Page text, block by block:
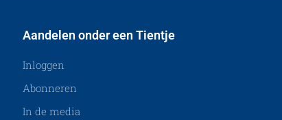
Aandelen onder een Tientje
Inloggen
Abonneren
In de media